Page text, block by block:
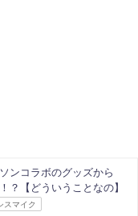
ンコラボのグッズから
？【どういうことなの】
スマイク